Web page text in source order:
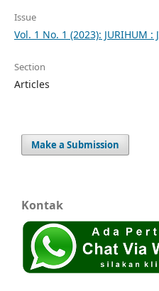
Issue
Vol. 1 No. 1 (2023): JURIHUM
Section
Articles
Make a Submission
Kontak